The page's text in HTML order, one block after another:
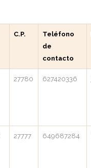
C.P.
Teléfono
de
contacto
27780 627420336
27777 649687284